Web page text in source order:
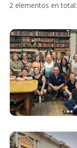
2 elementos en total: